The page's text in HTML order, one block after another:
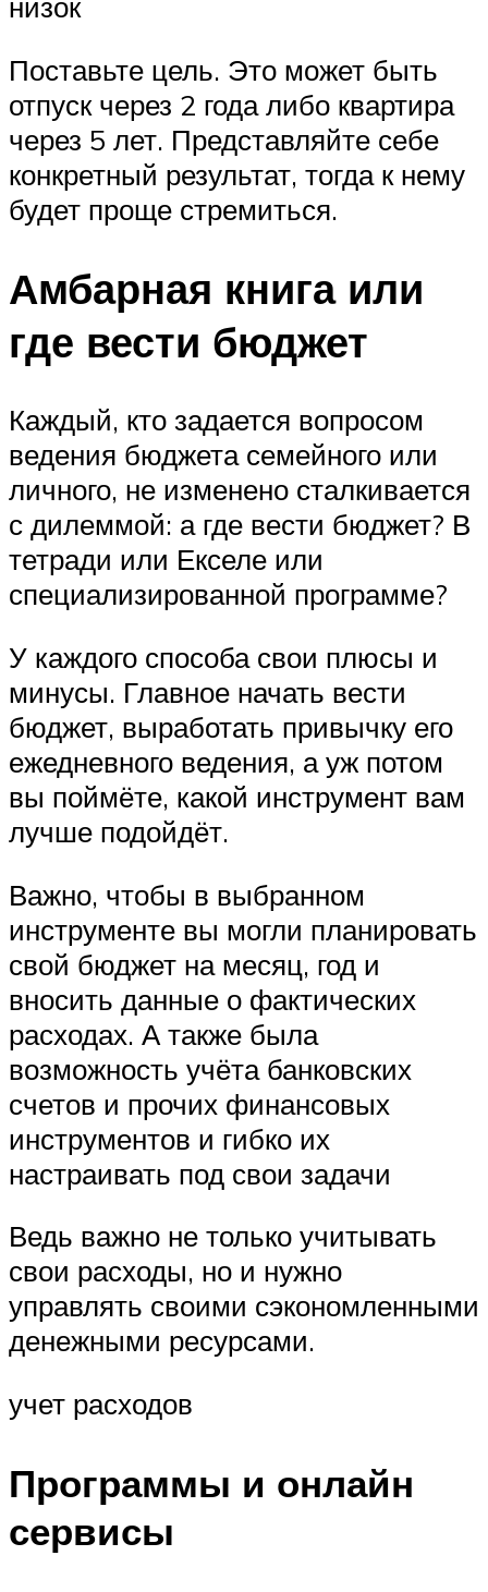
Поставьте цель. Это может быть
отпуск через 2 года либо квартира
через 5 лет. Представляйте себе
конкретный результат, тогда к нему
будет проще стремиться.
Амбарная книга или
где вести бюджет
Каждый, кто задается вопросом
ведения бюджета семейного или
личного, не изменено сталкивается
с дилеммой: а где вести бюджет? В
тетради или Екселе или
специализированной программе?
У каждого способа свои плюсы и
минусы. Главное начать вести
бюджет, выработать привычку его
ежедневного ведения, а уж потом
вы поймёте, какой инструмент вам
лучше подойдёт.
Важно, чтобы в выбранном
инструменте вы могли планировать
свой бюджет на месяц, год и
вносить данные о фактических
расходах. А также была
возможность учёта банковских
счетов и прочих финансовых
инструментов и гибко их
настраивать под свои задачи
Ведь важно не только учитывать
свои расходы, но и нужно
управлять своими сэкономленными
денежными ресурсами.
учет расходов
Программы и онлайн
сервисы